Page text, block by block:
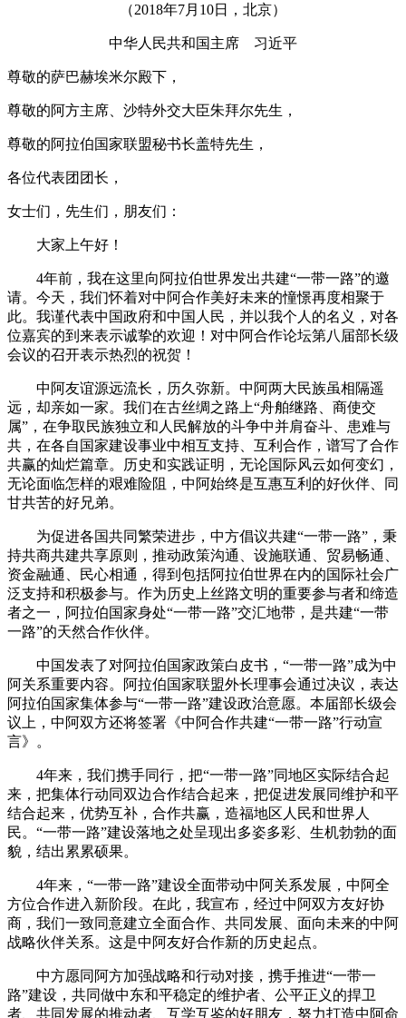
（2018年7月10日，北京）
中华人民共和国主席 习近平
尊敬的萨巴赫埃米尔殿下，
尊敬的阿方主席、沙特外交大臣朱拜尔先生，
尊敬的阿拉伯国家联盟秘书长盖特先生，
各位代表团团长，
女士们，先生们，朋友们：
大家上午好！
4年前，我在这里向阿拉伯世界发出共建“一带一路”的邀
请。今天，我们怀着对中阿合作美好未来的憧憬再度相聚于
此。我谨代表中国政府和中国人民，并以我个人的名义，对各
位嘉宾的到来表示诚挚的欢迎！对中阿合作论坛第八届部长级
会议的召开表示热烈的祝贺！
中阿友谊源远流长，历久弥新。中阿两大民族虽相隔遥
远，却亲如一家。我们在古丝绸之路上“舟舶继路、商使交
属”，在争取民族独立和人民解放的斗争中并肩奋斗、患难与
共，在各自国家建设事业中相互支持、互利合作，谱写了合作
共赢的灿烂篇章。历史和实践证明，无论国际风云如何变幻，
无论面临怎样的艰难险阻，中阿始终是互惠互利的好伙伴、同
甘共苦的好兄弟。
为促进各国共同繁荣进步，中方倡议共建“一带一路”，秉
持共商共建共享原则，推动政策沟通、设施联通、贸易畅通、
资金融通、民心相通，得到包括阿拉伯世界在内的国际社会广
泛支持和积极参与。作为历史上丝路文明的重要参与者和缔造
者之一，阿拉伯国家身处“一带一路”交汇地带，是共建“一带
一路”的天然合作伙伴。
中国发表了对阿拉伯国家政策白皮书，“一带一路”成为中
阿关系重要内容。阿拉伯国家联盟外长理事会通过决议，表达
阿拉伯国家集体参与“一带一路”建设政治意愿。本届部长级会
议上，中阿双方还将签署《中阿合作共建“一带一路”行动宣
言》。
4年来，我们携手同行，把“一带一路”同地区实际结合起
来，把集体行动同双边合作结合起来，把促进发展同维护和平
结合起来，优势互补，合作共赢，造福地区人民和世界人
民。“一带一路”建设落地之处呈现出多姿多彩、生机勃勃的面
貌，结出累累硕果。
4年来，“一带一路”建设全面带动中阿关系发展，中阿全
方位合作进入新阶段。在此，我宣布，经过中阿双方友好协
商，我们一致同意建立全面合作、共同发展、面向未来的中阿
战略伙伴关系。这是中阿友好合作新的历史起点。
中方愿同阿方加强战略和行动对接，携手推进“一带一
路”建设，共同做中东和平稳定的维护者、公平正义的捍卫
者、共同发展的推动者、互学互鉴的好朋友，努力打造中阿命